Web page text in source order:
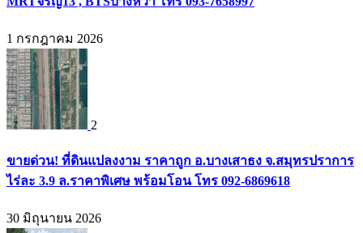
1 กรกฎาคม 2026
2
ขายด่วน! ที่ดินแปลงงาม ราคาถูก อ.บางเสาธง จ.สมุทรปราการ
ไร่ละ 3.9 ล.ราคาพิเศษ พร้อมโอน โทร 092-6869618
30 มิถุนายน 2026